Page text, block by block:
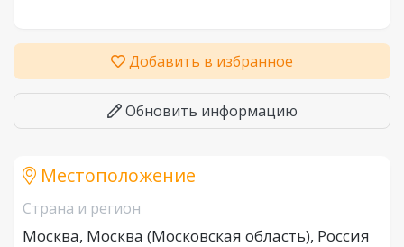
Добавить в избранное
Обновить информацию
Местоположение
Страна и регион
Москва, Москва (Московская область), Россия